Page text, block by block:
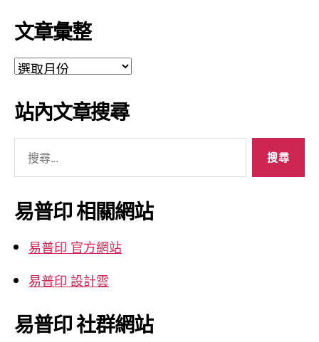
文章彙整
文
彙
整
站內文章搜尋
關
鍵
字:
易普印 相關網站
易普印 官方網站
易普印 設計雲
易普印 社群網站